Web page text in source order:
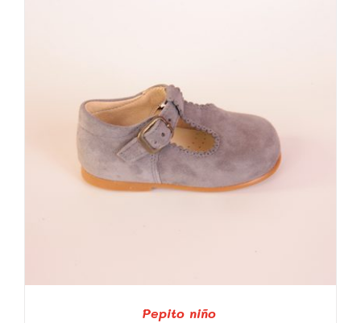
EN
LA
PÁGINA
DE
PRODUCTO
Pepito niño